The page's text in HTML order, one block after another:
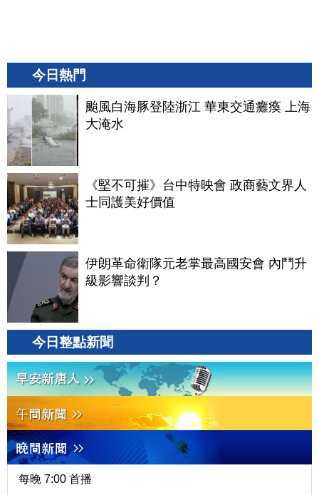
今日熱門
颱風白海豚登陸浙江 華東交通癱瘓 上海
大淹水
《堅不可摧》台中特映會 政商藝文界人
士同護美好價值
伊朗革命衛隊元老掌最高國安會 內鬥升
級影響談判？
今日整點新聞
每晚 7:00 首播